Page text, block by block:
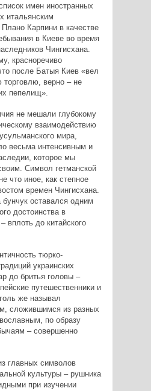
имен иностранных
итальянским
Карпини в качестве
в Киеве во время
Чингисхана.
красноречиво
после Батыя Киев «вел
торговлю, верно – не
пепелищ».
не мешали глубокому
взаимодействию
мира,
весьма интенсивным и
которое мы
Символ гетманской
что иное, как степное
времен Чингисхана.
оставался одним
достоинства в
вплоть до китайского
тюрко-
украинских
до бритья головы –
путешественники и
же называл
сложившимся из разных
по образу
– совершенно
главных символов
культуры – рушника
при изучении